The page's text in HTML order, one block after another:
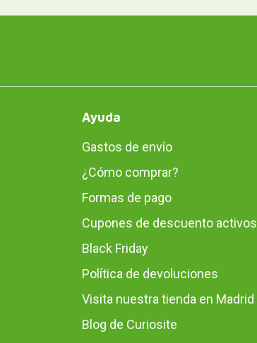
Ayuda
Gastos de envío
¿Cómo comprar?
Formas de pago
Cupones de descuento activos
Black Friday
Política de devoluciones
Visita nuestra tienda en Madrid
Blog de Curiosite